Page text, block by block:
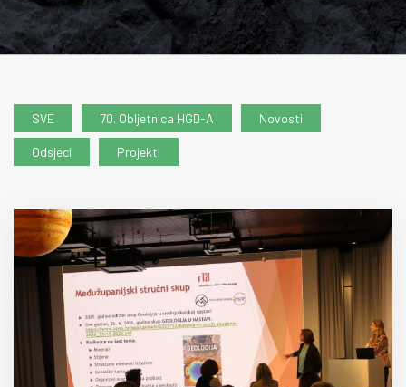
SVE 70. Obljetnica HGD-A Novosti
Odsjeci Projekti